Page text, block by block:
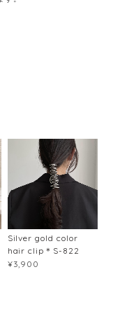
Silver gold color
hair clip＊S-822
¥3,900